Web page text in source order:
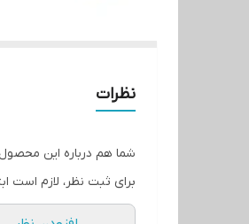
نظرات
شما هم درباره این
برای ثبت نظر، لازم است